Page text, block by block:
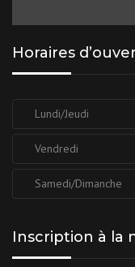
Horaires
Lundi/Jeudi
Vendredi
Samedi/Dimanche
Inscription à la